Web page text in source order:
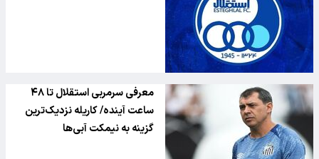
معرفی سرمربی استقلال تا ۴۸
ساعت آینده/ کاریله نزدیک‌ترین
گزینه به نیمکت آبی‌ها